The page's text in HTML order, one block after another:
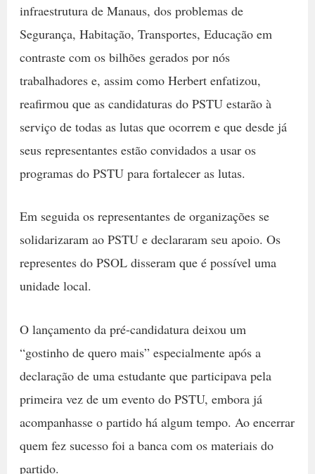
infraestrutura de Manaus, dos problemas de
Segurança, Habitação, Transportes, Educação em
contraste com os bilhões gerados por nós
trabalhadores e, assim como Herbert enfatizou,
reafirmou que as candidaturas do PSTU estarão à
serviço de todas as lutas que ocorrem e que desde já
seus representantes estão convidados a usar os
programas do PSTU para fortalecer as lutas.
Em seguida os representantes de organizações se
solidarizaram ao PSTU e declararam seu apoio. Os
representes do PSOL disseram que é possível uma
unidade local.
O lançamento da pré-candidatura deixou um
“gostinho de quero mais” especialmente após a
declaração de uma estudante que participava pela
primeira vez de um evento do PSTU, embora já
acompanhasse o partido há algum tempo. Ao encerrar
quem fez sucesso foi a banca com os materiais do
partido.